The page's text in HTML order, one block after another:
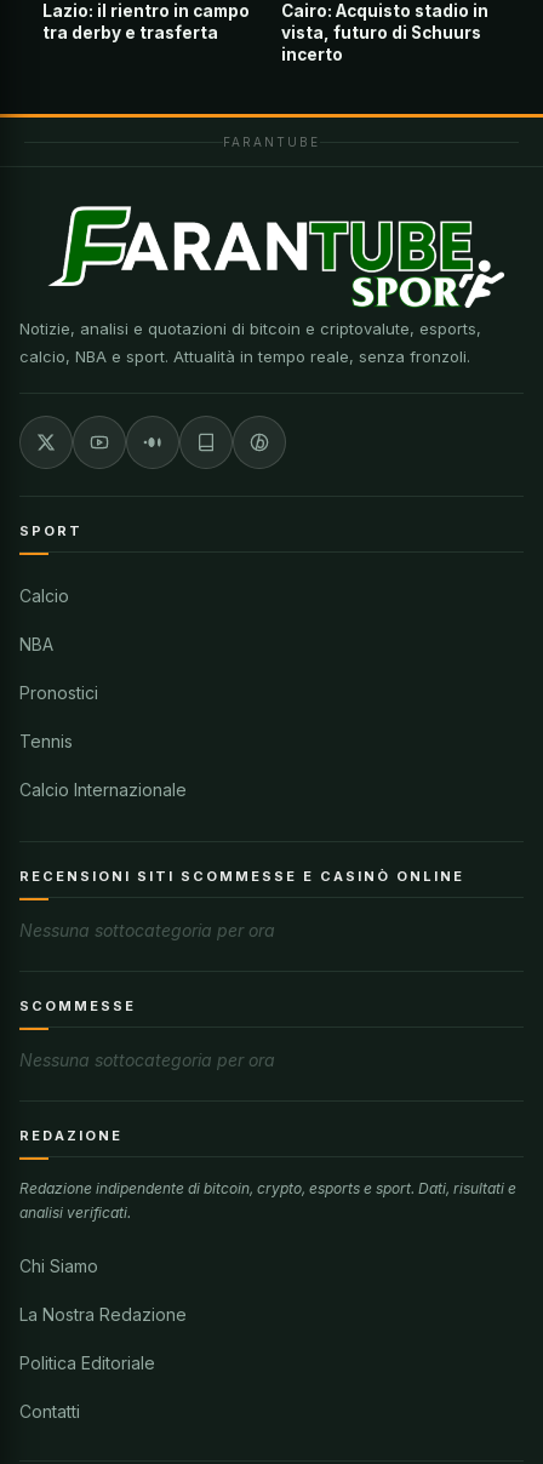
Lazio: il rientro in campo
tra derby e trasferta
Cairo: Acquisto stadio in
vista, futuro di Schuurs
incerto
FARANTUBE
Notizie, analisi e quotazioni di bitcoin e criptovalute, esports,
calcio, NBA e sport. Attualità in tempo reale, senza fronzoli.
SPORT
Calcio
NBA
Pronostici
Tennis
Calcio Internazionale
RECENSIONI SITI SCOMMESSE E CASINÒ ONLINE
Nessuna sottocategoria per ora
SCOMMESSE
Nessuna sottocategoria per ora
REDAZIONE
Redazione indipendente di bitcoin, crypto, esports e sport. Dati, risultati e
analisi verificati.
Chi Siamo
La Nostra Redazione
Politica Editoriale
Contatti